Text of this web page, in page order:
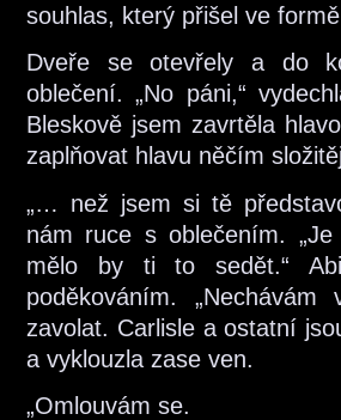
souhlas, který přišel ve
Dveře se otevřely a do
oblečení. „No páni,“
Bleskově jsem zavrtěla
zaplňovat hlavu něčím
„… než jsem si tě
nám ruce s oblečením.
mělo by ti to sedět.“
poděkováním.
zavolat. Carlisle a ostatní
a vyklouzla zase ven.
„Omlouvám se.